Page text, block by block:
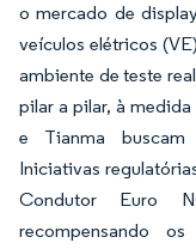
o mercado de
veículos elétricos
ambiente de teste
pilar a pilar, à
e Tianma buscam
Iniciativas
Condutor Euro
recompensando